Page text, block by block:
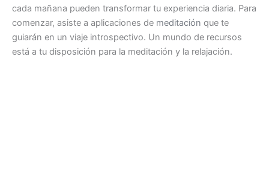
cada mañana pueden transformar tu experiencia diaria. Para
comenzar, asiste a aplicaciones de meditación que te
guiarán en un viaje introspectivo. Un mundo de recursos
está a tu disposición para la meditación y la relajación.